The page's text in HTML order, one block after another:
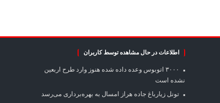
اطلاعات در حال مشاهده توسط کاربران
۳۰۰۰ اتوبوس وعده داده شده هنوز وارد طرح اربعین
نشده است
تونل زیارباغ جاده هراز امسال به بهره‌برداری می‌رسد